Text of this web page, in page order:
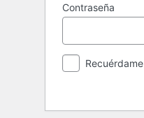
Contraseña
Recuérdame